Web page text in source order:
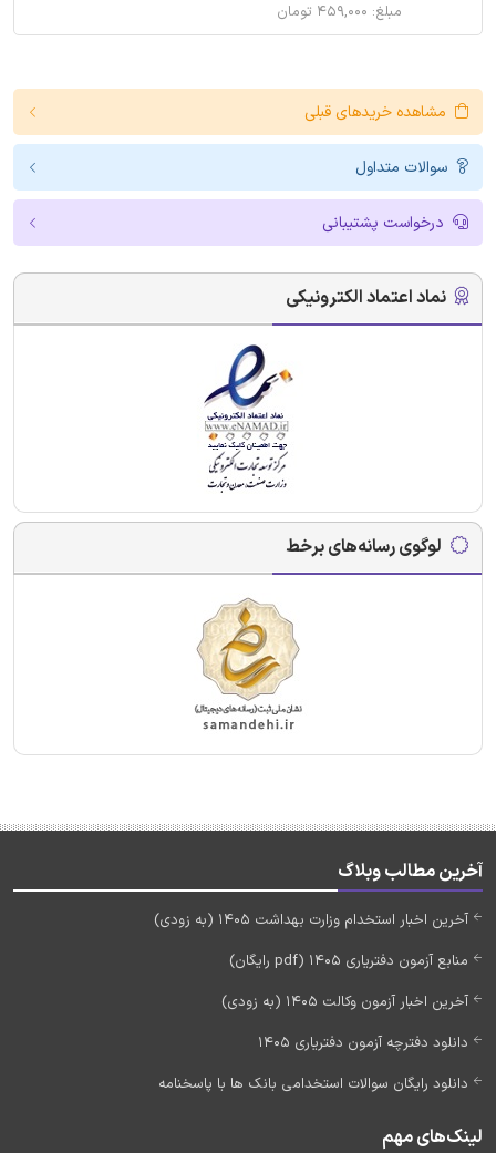
مبلغ: ۴۵۹,۰۰۰ تومان
مشاهده خریدهای قبلی
سوالات متداول
درخواست پشتیبانی
نماد اعتماد الکترونیکی
لوگوی رسانه‌های برخط
آخرین مطالب وبلاگ
آخرین اخبار استخدام وزارت بهداشت 1405 (به زودی)
منابع آزمون دفتریاری 1405 (pdf رایگان)
آخرین اخبار آزمون وکالت 1405 (به زودی)
دانلود دفترچه آزمون دفتریاری 1405
دانلود رایگان سوالات استخدامی بانک ها با پاسخنامه
لینک‌های مهم